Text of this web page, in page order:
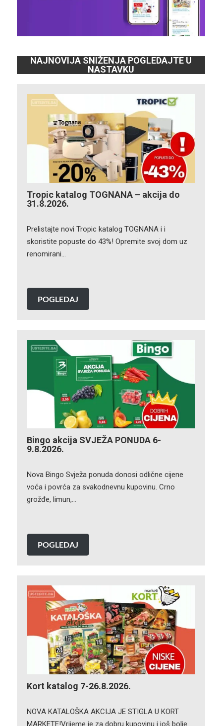
NAJNOVIJA SNIŽENJA POGLEDAJTE U
NASTAVKU
Tropic katalog TOGNANA – akcija do
31.8.2026.
Prelistajte novi Tropic katalog TOGNANA i i
skoristite popuste do 43%! Opremite svoj dom uz
renomirani…
POGLEDAJ
Bingo akcija SVJEŽA PONUDA 6-
9.8.2026.
Nova Bingo Svježa ponuda donosi odlične cijene
voća i povrća za svakodnevnu kupovinu. Crno
grožđe, limun,…
POGLEDAJ
Kort katalog 7-26.8.2026.
NOVA KATALOŠKA AKCIJA JE STIGLA U KORT
MARKETE!Vrijeme je za dobru kupovinu i još bolje